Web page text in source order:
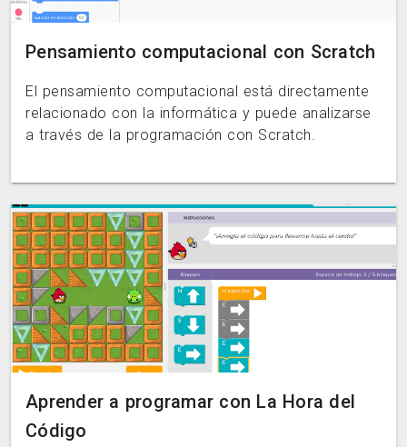
Pensamiento computacional con Scratch
El pensamiento computacional está directamente
relacionado con la informática y puede analizarse
a través de la programación con Scratch.
Aprender a programar con La Hora del
Código